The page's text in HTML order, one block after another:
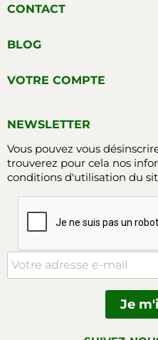
CONTACT
BLOG
VOTRE COMPTE
NEWSLETTER
Vous pouvez vous
trouverez pour cela nos
conditions d'utilisation du